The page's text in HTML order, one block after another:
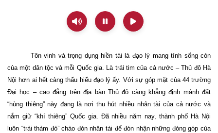
Tôn vinh và trọng dụng hiền tài là đạo lý mang tính sống còn
của một dân tộc và mỗi Quốc gia. Là trái tim của cả nước – Thủ đô Hà
Nội hơn ai hết càng thấu hiểu đạo lý ấy. Với sự góp mặt của 44 trường
Đại học – cao đẳng trên địa bàn Thủ đô càng khẳng định mảnh đất
“hùng thiêng” này đang là nơi thu hút nhiều nhân tài của cả nước và
nắm giữ “khí thiêng” Quốc gia. Đã nhiều năm nay, thành phố Hà Nội
luôn “trải thảm đỏ” chào đón nhân tài để đón nhận những đóng góp của